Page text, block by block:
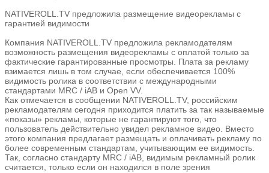
NATIVEROLL.TV предложила размещение видеорекламы с
гарантией видимости
Компания NATIVEROLL.TV предложила рекламодателям
возможность размещения видеорекламы с оплатой только за
фактические гарантированные просмотры. Плата за рекламу
взимается лишь в том случае, если обеспечивается 100%
видимость ролика в соответствии с международными
стандартами MRC / iAB и Open VV.
Как отмечается в сообщении NATIVEROLL.TV, российским
рекламодателям сегодня приходится платить за так называемые
«показы» рекламы, которые не гарантируют того, что
пользователь действительно увидел рекламное видео. Вместо
этого компания предлагает размещать и оплачивать рекламу по
более современным стандартам, учитывающим ее видимость.
Так, согласно стандарту MRC / iAB, видимым рекламный ролик
считается, только если он находился в поле зрения